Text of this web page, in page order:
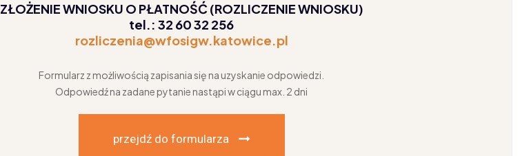
ZŁOŻENIE WNIOSKU O PŁATNOŚĆ (ROZLICZENIE WNIOSKU)
tel.: 32 60 32 256
rozliczenia@wfosigw.katowice.pl
Formularz z możliwością zapisania się na uzyskanie odpowiedzi.
Odpowiedź na zadane pytanie nastąpi w ciągu max. 2 dni
przejdź do formularza